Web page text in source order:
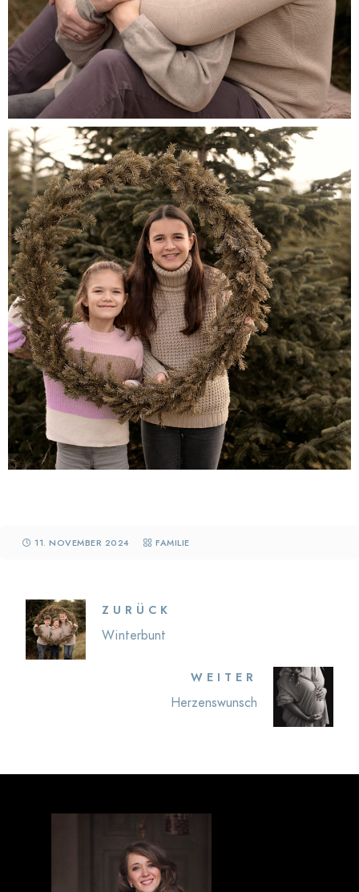
11. NOVEMBER 2024 FAMILIE
ZURÜCK
Winterbunt
WEITER
Herzenswunsch